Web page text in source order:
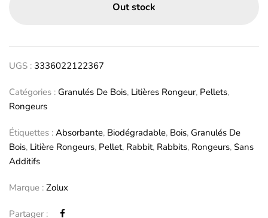
Out stock
UGS : 3336022122367
Catégories : Granulés De Bois, Litières Rongeur, Pellets,
Rongeurs
Étiquettes : Absorbante, Biodégradable, Bois, Granulés De
Bois, Litière Rongeurs, Pellet, Rabbit, Rabbits, Rongeurs, Sans
Additifs
Marque : Zolux
Partager :